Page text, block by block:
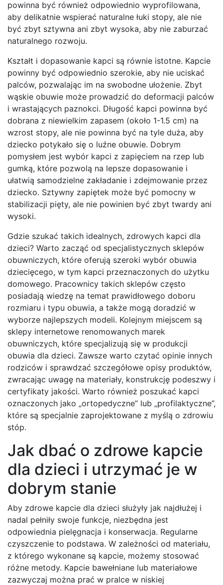
powinna być również odpowiednio wyprofilowana,
aby delikatnie wspierać naturalne łuki stopy, ale nie
być zbyt sztywna ani zbyt wysoka, aby nie zaburzać
naturalnego rozwoju.
Kształt i dopasowanie kapci są równie istotne. Kapcie
powinny być odpowiednio szerokie, aby nie uciskać
palców, pozwalając im na swobodne ułożenie. Zbyt
wąskie obuwie może prowadzić do deformacji palców
i wrastających paznokci. Długość kapci powinna być
dobrana z niewielkim zapasem (około 1-1.5 cm) na
wzrost stopy, ale nie powinna być na tyle duża, aby
dziecko potykało się o luźne obuwie. Dobrym
pomysłem jest wybór kapci z zapięciem na rzep lub
gumką, które pozwolą na lepsze dopasowanie i
ułatwią samodzielne zakładanie i zdejmowanie przez
dziecko. Sztywny zapiętek może być pomocny w
stabilizacji pięty, ale nie powinien być zbyt twardy ani
wysoki.
Gdzie szukać takich idealnych, zdrowych kapci dla
dzieci? Warto zacząć od specjalistycznych sklepów
obuwniczych, które oferują szeroki wybór obuwia
dziecięcego, w tym kapci przeznaczonych do użytku
domowego. Pracownicy takich sklepów często
posiadają wiedzę na temat prawidłowego doboru
rozmiaru i typu obuwia, a także mogą doradzić w
wyborze najlepszych modeli. Kolejnym miejscem są
sklepy internetowe renomowanych marek
obuwniczych, które specjalizują się w produkcji
obuwia dla dzieci. Zawsze warto czytać opinie innych
rodziców i sprawdzać szczegółowe opisy produktów,
zwracając uwagę na materiały, konstrukcję podeszwy i
certyfikaty jakości. Warto również poszukać kapci
oznaczonych jako „ortopedyczne” lub „profilaktyczne”,
które są specjalnie zaprojektowane z myślą o zdrowiu
stóp.
Jak dbać o zdrowe kapcie
dla dzieci i utrzymać je w
dobrym stanie
Aby zdrowe kapcie dla dzieci służyły jak najdłużej i
nadal pełniły swoje funkcje, niezbędna jest
odpowiednia pielęgnacja i konserwacja. Regularne
czyszczenie to podstawa. W zależności od materiału,
z którego wykonane są kapcie, możemy stosować
różne metody. Kapcie bawełniane lub materiałowe
zazwyczaj można prać w pralce w niskiej